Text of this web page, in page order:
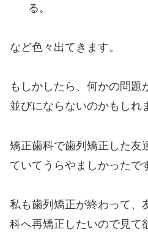
る。
など色々出てきます。
もしかしたら、何かの問題
並びにならないのかもしれ
矯正歯科で歯列矯正した友
ていてうらやましかったで
私も歯列矯正が終わって、
科へ再矯正したいので見て